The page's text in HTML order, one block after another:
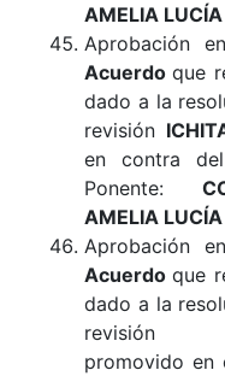
AMELIA
Aprobación
Acuerdoque
dado a la
revisión
en contra
Ponente:
AMELIA
Aprobación
Acuerdoque
dado a la
revisión
promovido en